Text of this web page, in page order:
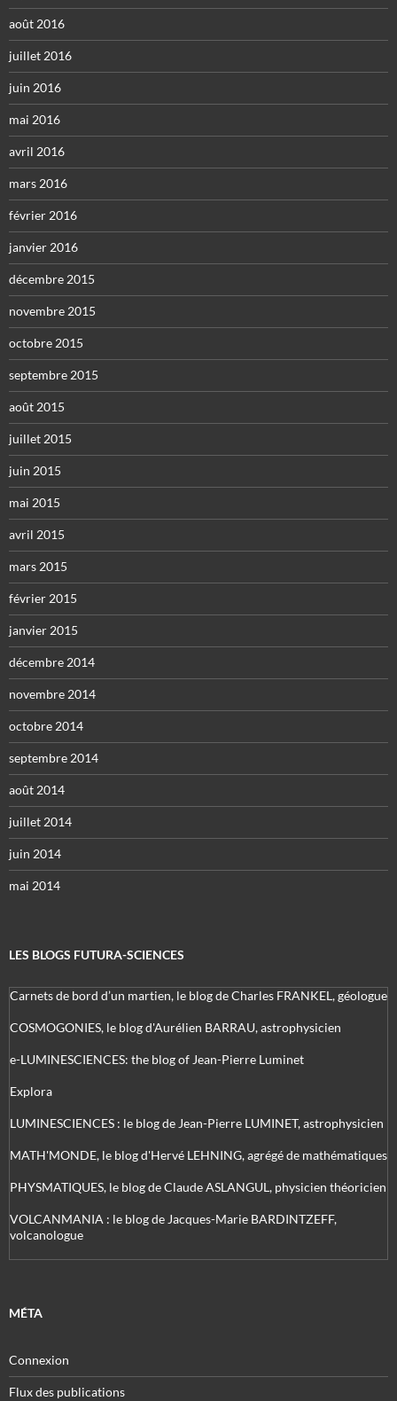
août 2016
juillet 2016
juin 2016
mai 2016
avril 2016
mars 2016
février 2016
janvier 2016
décembre 2015
novembre 2015
octobre 2015
septembre 2015
août 2015
juillet 2015
juin 2015
mai 2015
avril 2015
mars 2015
février 2015
janvier 2015
décembre 2014
novembre 2014
octobre 2014
septembre 2014
août 2014
juillet 2014
juin 2014
mai 2014
LES BLOGS FUTURA-SCIENCES
Carnets de bord d’un martien, le blog de Charles FRANKEL, géologue
COSMOGONIES, le blog d'Aurélien BARRAU, astrophysicien
e-LUMINESCIENCES: the blog of Jean-Pierre Luminet
Explora
LUMINESCIENCES : le blog de Jean-Pierre LUMINET, astrophysicien
MATH'MONDE, le blog d'Hervé LEHNING, agrégé de mathématiques
PHYSMATIQUES, le blog de Claude ASLANGUL, physicien théoricien
VOLCANMANIA : le blog de Jacques-Marie BARDINTZEFF,
volcanologue
MÉTA
Connexion
Flux des publications